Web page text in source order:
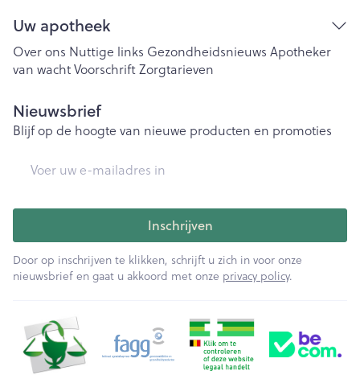
Uw apotheek
Over ons Nuttige links Gezondheidsnieuws Apotheker
van wachtVoorschriftZorgtarieven
Nieuwsbrief
Blijf op de hoogte van nieuwe producten en promoties
Inschrijven
Door op inschrijven te klikken, schrijft u zich in voor onze
nieuwsbrief en gaat u akkoord met onze privacy policy.